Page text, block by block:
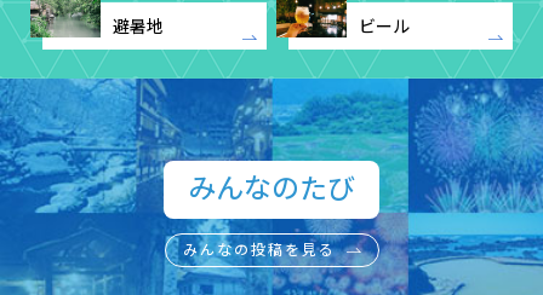
避暑地 ビール
みんなのたび​
みんなの投稿を見る